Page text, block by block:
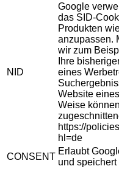
NID
Google
das SID-
Produkten
anzupassen.
wir zum
Ihre
eines
Website
Weise
https://
hl=de
CONSENT
Erlaubt
und